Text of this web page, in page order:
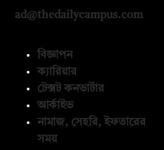
ad@thedailycampus.com
বিজ্ঞাপন
ক্যারিয়ার
টেক্সট কনভার্টার
আর্কাইভ
নামাজ, সেহরি, ইফতারের
সময়